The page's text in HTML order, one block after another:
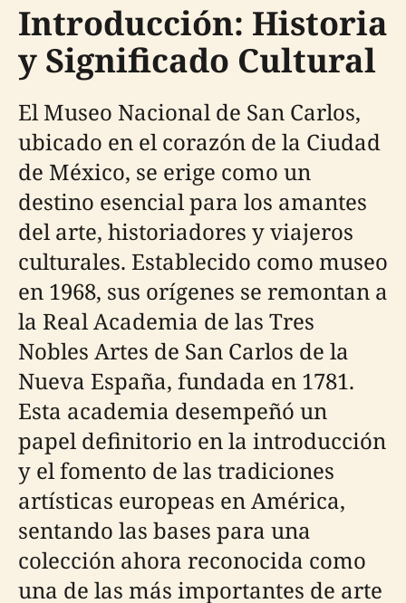
Introducción: Historia
y Significado Cultural
El Museo Nacional de San Carlos,
ubicado en el corazón de la Ciudad
de México, se erige como un
destino esencial para los amantes
del arte, historiadores y viajeros
culturales. Establecido como museo
en 1968, sus orígenes se remontan a
la Real Academia de las Tres
Nobles Artes de San Carlos de la
Nueva España, fundada en 1781.
Esta academia desempeñó un
papel definitorio en la introducción
y el fomento de las tradiciones
artísticas europeas en América,
sentando las bases para una
colección ahora reconocida como
una de las más importantes de arte